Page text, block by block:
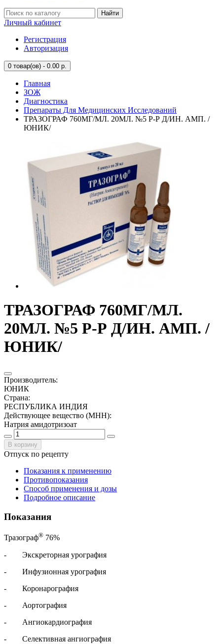
Найти
Личный кабинет
Регистрация
Авторизация
0 товар(ов) - 0.00 р.
Главная
ЗОЖ
Диагностика
Препараты Для Медицинских Исследований
ТРАЗОГРАФ 760МГ/МЛ. 20МЛ. №5 Р-Р Д/ИН. АМП. /
ЮНИК/
ТРАЗОГРАФ 760МГ/МЛ.
20МЛ. №5 Р-Р Д/ИН. АМП. /
ЮНИК/
Производитель:
ЮНИК
Страна:
РЕСПУБЛИКА ИНДИЯ
Действующее вещество (МНН):
Натрия амидотризоат
В корзину
Отпуск по рецепту
Показания к применению
Противопоказания
Способ применения и дозы
Подробное описание
Показания
Тразограф® 76%
- Экскреторная урография
- Инфузионная урография
- Коронарография
- Аортография
- Ангиокардиография
- Селективная ангиография